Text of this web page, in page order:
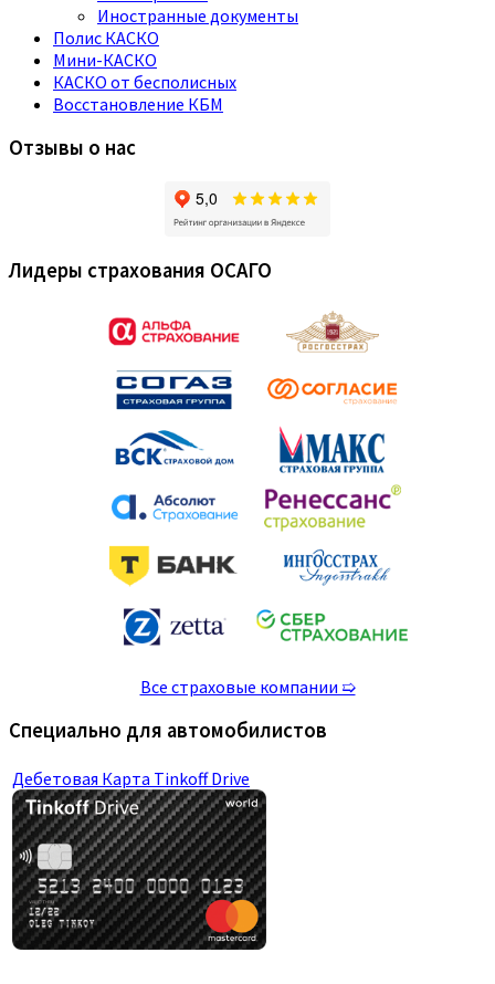
Иностранные документы
Полис КАСКО
Мини-КАСКО
КАСКО от бесполисных
Восстановление КБМ
Отзывы о нас
Лидеры страхования ОСАГО
Все страховые компании ➯
Специально для автомобилистов
Дебетовая Карта Tinkoff Drive